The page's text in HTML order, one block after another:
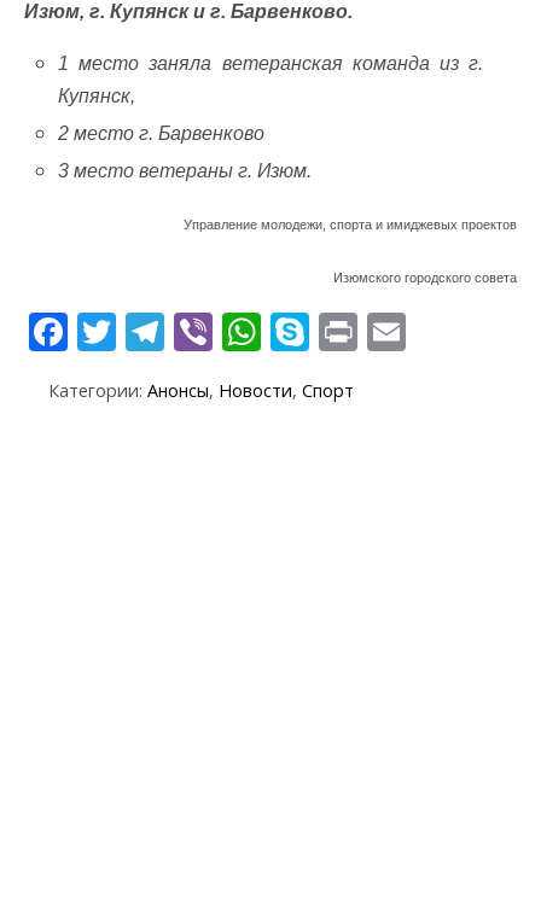
Изюм, г. Купянск и г. Барвенково.
1 место заняла ветеранская команда из г.
Купянск,
2 место г. Барвенково
3 место ветераны г. Изюм.
Управление молодежи, спорта и имиджевых проектов
Изюмского городского совета
F
e
T
itt
T
e
Vi
er
W
at
S
y
Pr
Категории: Анонсы, Новости, Спорт